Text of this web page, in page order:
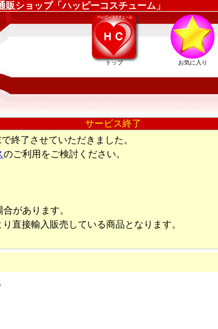
ショップ「ハッピーコスチューム」
トップ お気に入り
サービス終了
終了させていただきました。
のご利用をご検討ください。
があります。
直接輸入販売している商品となります。